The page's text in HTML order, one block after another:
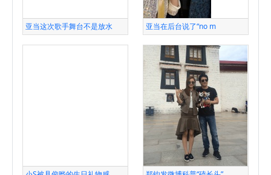
亚当这次歌手舞台不是放水 亚当在后台说了“no m